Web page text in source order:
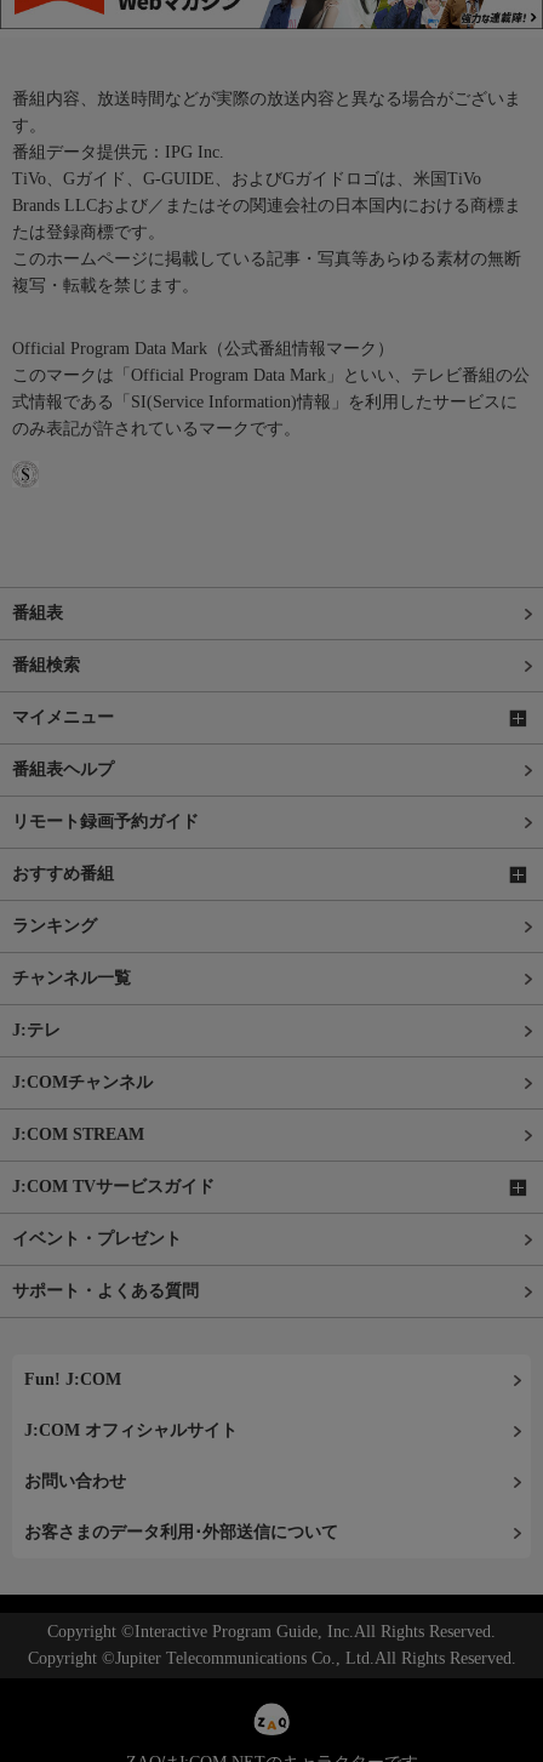
番組内容、放送時間などが実際の放送内容と異なる場合がございま
す。
番組データ提供元：IPG Inc.
TiVo、Gガイド、G-GUIDE、およびGガイドロゴは、米国TiVo
Brands LLCおよび／またはその関連会社の日本国内における商標ま
たは登録商標です。
このホームページに掲載している記事・写真等あらゆる素材の無断
複写・転載を禁じます。
Official Program Data Mark（公式番組情報マーク）
このマークは「Official Program Data Mark」といい、テレビ番組の公
式情報である「SI(Service Information)情報」を利用したサービスに
のみ表記が許されているマークです。
番組表
番組検索
マイメニュー
番組表ヘルプ
リモート録画予約ガイド
おすすめ番組
ランキング
チャンネル一覧
J:テレ
J:COMチャンネル
J:COM STREAM
J:COM TVサービスガイド
イベント・プレゼント
サポート・よくある質問
Fun! J:COM
J:COM オフィシャルサイト
お問い合わせ
お客さまのデータ利用･外部送信について
Copyright ©Interactive Program Guide, Inc.All Rights Reserved.
Copyright ©Jupiter Telecommunications Co., Ltd.All Rights Reserved.